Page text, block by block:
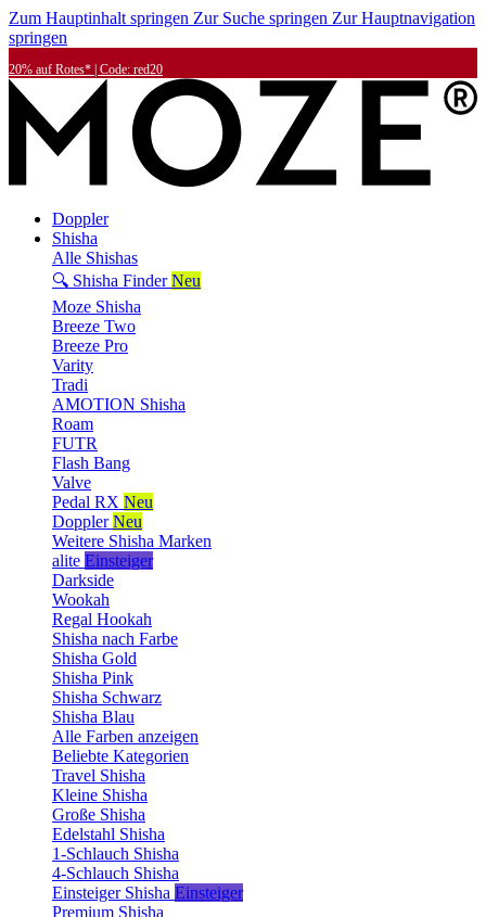
Zum Hauptinhalt springen Zur Suche springen Zur Hauptnavigation
springen
20% auf Rotes* | Code: red20
Doppler
Shisha
Alle Shishas
🔍 Shisha Finder Neu
Moze Shisha
Breeze Two
Breeze Pro
Varity
Tradi
AMOTION Shisha
Roam
FUTR
Flash Bang
Valve
Pedal RX Neu
Doppler Neu
Weitere Shisha Marken
alite Einsteiger
Darkside
Wookah
Regal Hookah
Shisha nach Farbe
Shisha Gold
Shisha Pink
Shisha Schwarz
Shisha Blau
Alle Farben anzeigen
Beliebte Kategorien
Travel Shisha
Kleine Shisha
Große Shisha
Edelstahl Shisha
1-Schlauch Shisha
4-Schlauch Shisha
Einsteiger Shisha Einsteiger
Premium Shisha